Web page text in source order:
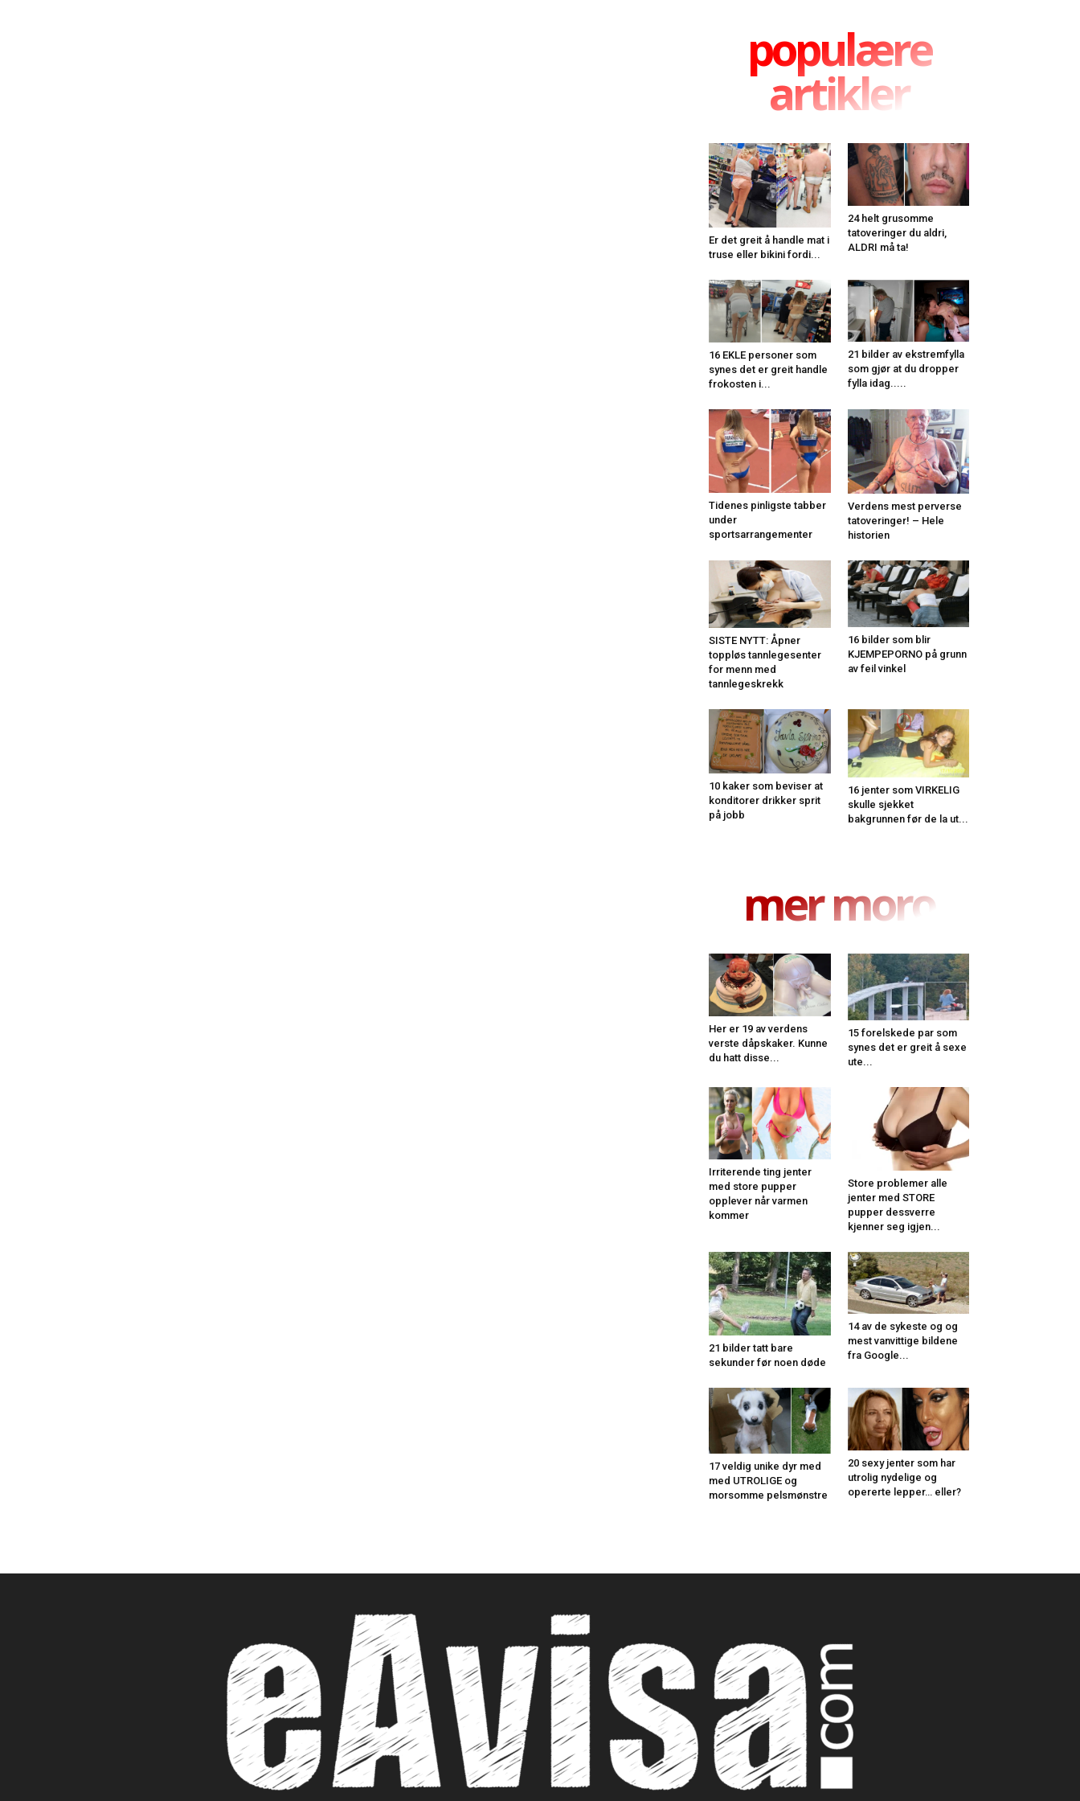
populære
artikler
Er det greit å handle mat i
truse eller bikini fordi...
24 helt grusomme
tatoveringer du aldri,
ALDRI må ta!
16 EKLE personer som
synes det er greit handle
frokosten i...
21 bilder av ekstremfylla
som gjør at du dropper
fylla idag.....
Tidenes pinligste tabber
under
sportsarrangementer
Verdens mest perverse
tatoveringer! – Hele
historien
SISTE NYTT: Åpner
toppløs tannlegesenter
for menn med
tannlegeskrekk
16 bilder som blir
KJEMPEPORNO på grunn
av feil vinkel
10 kaker som beviser at
konditorer drikker sprit
på jobb
16 jenter som VIRKELIG
skulle sjekket
bakgrunnen før de la ut...
mer moro
Her er 19 av verdens
verste dåpskaker. Kunne
du hatt disse...
15 forelskede par som
synes det er greit å sexe
ute...
Irriterende ting jenter
med store pupper
opplever når varmen
kommer
Store problemer alle
jenter med STORE
pupper dessverre
kjenner seg igjen...
21 bilder tatt bare
sekunder før noen døde
14 av de sykeste og og
mest vanvittige bildene
fra Google...
17 veldig unike dyr med
med UTROLIGE og
morsomme pelsmønstre
20 sexy jenter som har
utrolig nydelige og
opererte lepper… eller?